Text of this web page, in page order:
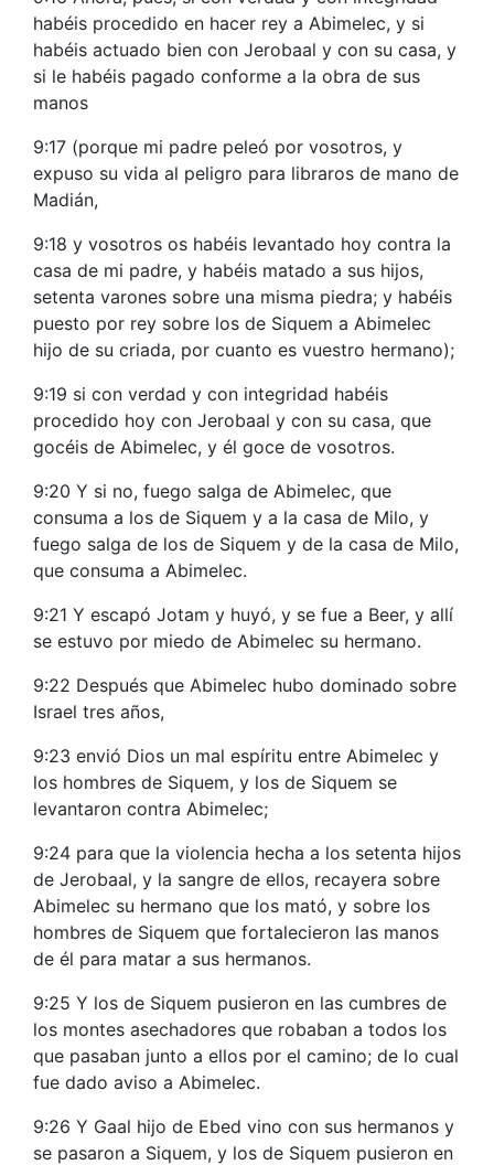
habéis procedido en hacer rey a Abimelec, y si
habéis actuado bien con Jerobaal y con su casa, y
si le habéis pagado conforme a la obra de sus
manos
9:17 (porque mi padre peleó por vosotros, y
expuso su vida al peligro para libraros de mano de
Madián,
9:18 y vosotros os habéis levantado hoy contra la
casa de mi padre, y habéis matado a sus hijos,
setenta varones sobre una misma piedra; y habéis
puesto por rey sobre los de Siquem a Abimelec
hijo de su criada, por cuanto es vuestro hermano);
9:19 si con verdad y con integridad habéis
procedido hoy con Jerobaal y con su casa, que
gocéis de Abimelec, y él goce de vosotros.
9:20 Y si no, fuego salga de Abimelec, que
consuma a los de Siquem y a la casa de Milo, y
fuego salga de los de Siquem y de la casa de Milo,
que consuma a Abimelec.
9:21 Y escapó Jotam y huyó, y se fue a Beer, y allí
se estuvo por miedo de Abimelec su hermano.
9:22 Después que Abimelec hubo dominado sobre
Israel tres años,
9:23 envió Dios un mal espíritu entre Abimelec y
los hombres de Siquem, y los de Siquem se
levantaron contra Abimelec;
9:24 para que la violencia hecha a los setenta hijos
de Jerobaal, y la sangre de ellos, recayera sobre
Abimelec su hermano que los mató, y sobre los
hombres de Siquem que fortalecieron las manos
de él para matar a sus hermanos.
9:25 Y los de Siquem pusieron en las cumbres de
los montes asechadores que robaban a todos los
que pasaban junto a ellos por el camino; de lo cual
fue dado aviso a Abimelec.
9:26 Y Gaal hijo de Ebed vino con sus hermanos y
se pasaron a Siquem, y los de Siquem pusieron en